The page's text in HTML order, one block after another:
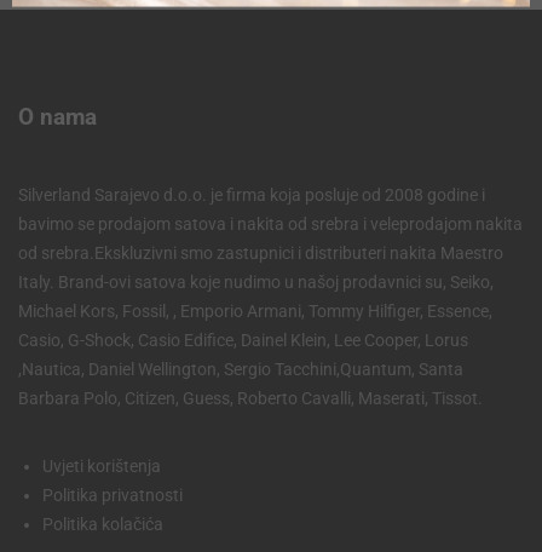
O nama
Silverland Sarajevo d.o.o. je firma koja posluje od 2008 godine i
bavimo se prodajom satova i nakita od srebra i veleprodajom nakita
od srebra.Ekskluzivni smo zastupnici i distributeri nakita Maestro
Italy. Brand-ovi satova koje nudimo u našoj prodavnici su, Seiko,
Michael Kors, Fossil, , Emporio Armani, Tommy Hilfiger, Essence,
Casio, G-Shock, Casio Edifice, Dainel Klein, Lee Cooper, Lorus
,Nautica, Daniel Wellington, Sergio Tacchini,Quantum, Santa
Barbara Polo, Citizen, Guess, Roberto Cavalli, Maserati, Tissot.
Uvjeti korištenja
Politika privatnosti
Politika kolačića